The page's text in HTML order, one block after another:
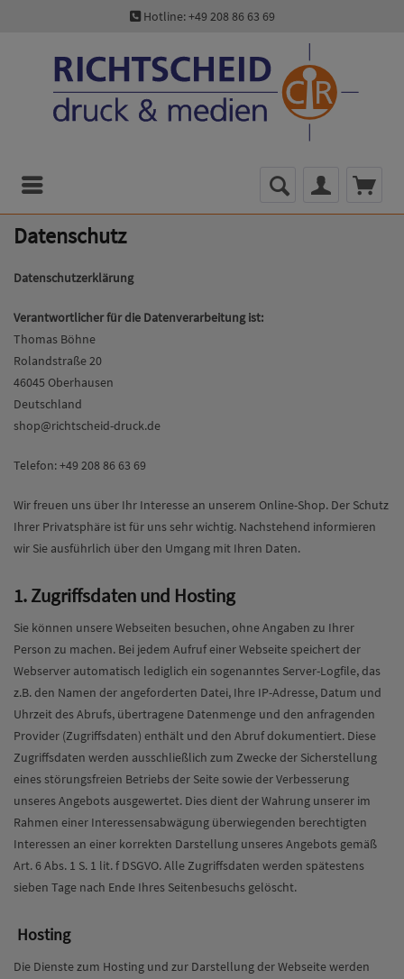
Hotline: +49 208 86 63 69
Datenschutz
Datenschutzerklärung
Verantwortlicher für die Datenverarbeitung ist:
Thomas Böhne
Rolandstraße 20
46045 Oberhausen
Deutschland
shop@richtscheid-druck.de
Telefon: +49 208 86 63 69
Wir freuen uns über Ihr Interesse an unserem Online-Shop. Der Schutz
Ihrer Privatsphäre ist für uns sehr wichtig. Nachstehend informieren
wir Sie ausführlich über den Umgang mit Ihren Daten.
1. Zugriffsdaten und Hosting
Sie können unsere Webseiten besuchen, ohne Angaben zu Ihrer
Person zu machen. Bei jedem Aufruf einer Webseite speichert der
Webserver automatisch lediglich ein sogenanntes Server-Logfile, das
z.B. den Namen der angeforderten Datei, Ihre IP-Adresse, Datum und
Uhrzeit des Abrufs, übertragene Datenmenge und den anfragenden
Provider (Zugriffsdaten) enthält und den Abruf dokumentiert. Diese
Zugriffsdaten werden ausschließlich zum Zwecke der Sicherstellung
eines störungsfreien Betriebs der Seite sowie der Verbesserung
unseres Angebots ausgewertet. Dies dient der Wahrung unserer im
Rahmen einer Interessensabwägung überwiegenden berechtigten
Interessen an einer korrekten Darstellung unseres Angebots gemäß
Art. 6 Abs. 1 S. 1 lit. f DSGVO. Alle Zugriffsdaten werden spätestens
sieben Tage nach Ende Ihres Seitenbesuchs gelöscht.
Hosting
Die Dienste zum Hosting und zur Darstellung der Webseite werden